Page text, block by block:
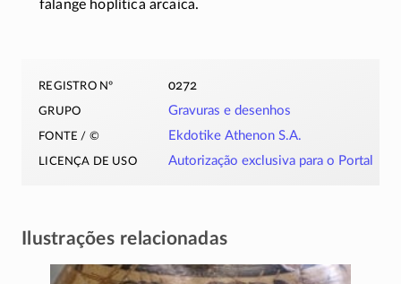
falange hoplítica arcaica.
registro nº 0272
grupo Gravuras e desenhos
fonte / © Ekdotike Athenon S.A.
licença de uso Autorização exclusiva para o Portal
Ilustrações relacionadas